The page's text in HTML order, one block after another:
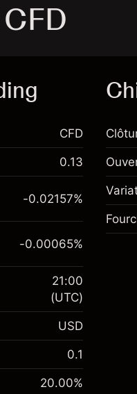
pour le
CFD
0.13
$1,000.00
-0.021568
-0.02157%
$1,000.00
-0.00065%
21:00
(UTC)
USD
0.1
20.00%